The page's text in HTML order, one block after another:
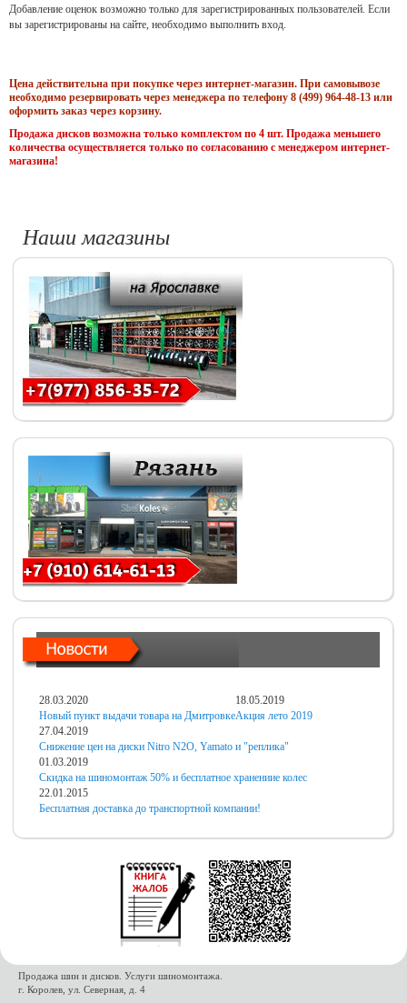
Добавление оценок возможно только для зарегистрированных пользователей. Если
вы зарегистрированы на сайте, необходимо выполнить вход.
Цена действительна при покупке через интернет-магазин. При самовывозе
необходимо резервировать через менеджера по телефону 8 (499) 964-48-13 или
оформить заказ через корзину.
Продажа дисков возможна только комплектом по 4 шт. Продажа меньшего
количества осуществляется только по согласованию с менеджером интернет-
магазина!
Наши магазины
28.03.2020
Новый пункт выдачи товара на Дмитровке
18.05.2019
Акция лето 2019
27.04.2019
Снижение цен на диски Nitro N2O, Yamato и "реплика"
01.03.2019
Скидка на шиномонтаж 50% и бесплатное хранениие колес
22.01.2015
Бесплатная доставка до транспортной компании!
Продажа шин и дисков. Услуги шиномонтажа.
г. Королев, ул. Северная, д. 4